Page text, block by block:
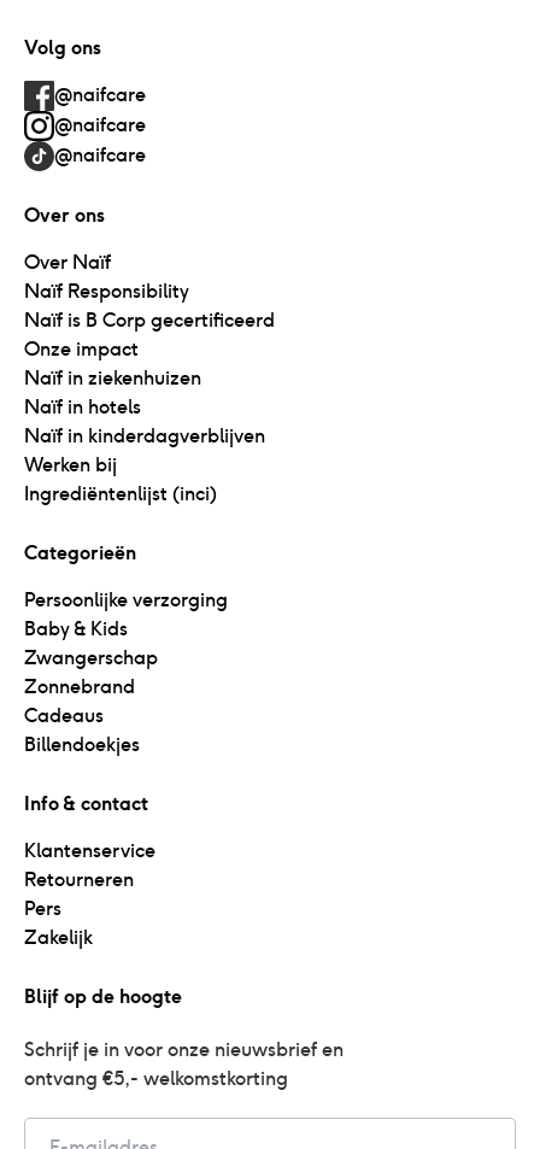
Volg ons
@naifcare
@naifcare
@naifcare
Over ons
Over Naïf
Naïf Responsibility
Naïf is B Corp gecertificeerd
Onze impact
Naïf in ziekenhuizen
Naïf in hotels
Naïf in kinderdagverblijven
Werken bij
Ingrediëntenlijst (inci)
Categorieën
Persoonlijke verzorging
Baby & Kids
Zwangerschap
Zonnebrand
Cadeaus
Billendoekjes
Info & contact
Klantenservice
Retourneren
Pers
Zakelijk
Blijf op de hoogte
Schrijf je in voor onze nieuwsbrief en
ontvang €5,- welkomstkorting
Email